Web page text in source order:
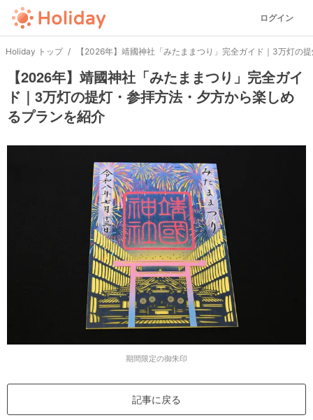
ログイン
Holiday トップ 【2026年】靖國神社「みたままつり」完全ガイド｜3万灯の
【2026年】靖國神社「みたままつり」完全ガイ
ド｜3万灯の提灯・参拝方法・夕方から楽しめ
るプランを紹介
期間限定の御朱印
記事に戻る